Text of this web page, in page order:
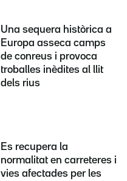
Una sequera històrica a
Europa asseca camps
de conreus i provoca
troballes inèdites al llit
dels rius
Es recupera la
normalitat en carreteres i
vies afectades per les